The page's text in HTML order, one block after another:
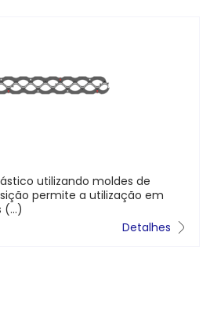
A Junta M-MGSI® é um
para lajes de betão COM